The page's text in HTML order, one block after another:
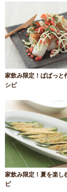
家飲み限定！ぱぱっと
シピ
家飲み限定！夏を楽し
ピ